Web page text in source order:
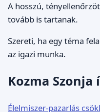
A hosszú,
tovább is tartanak.
Szereti, ha egy téma
az igazi munka.
Kozma Szonja
Élelmiszer-pazarlás